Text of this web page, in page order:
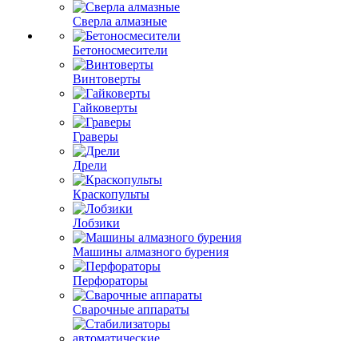
Сверла алмазные
Бетоносмесители
Винтоверты
Гайковерты
Граверы
Дрели
Краскопульты
Лобзики
Машины алмазного бурения
Перфораторы
Сварочные аппараты